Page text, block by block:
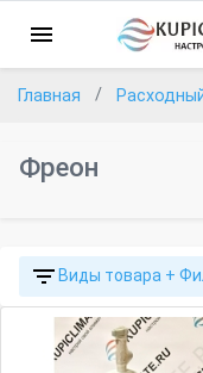
Главная
Фреон
Виды товара +